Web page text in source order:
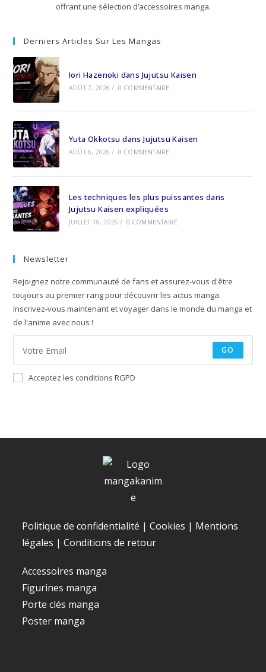
offrant une sélection d’accessoires manga.
Derniers Articles Sur Les Mangas
Iori Hazenoki dans Jujutsu Kaisen
AOÛT 7, 2026 / 0 COMMENTAIRE
Yuta Okkotsu dans Jujutsu Kaisen
AOÛT 6, 2026 / 0 COMMENTAIRE
Les techniques les plus puissantes dans
Jujutsu Kaisen expliquées
JUILLET 18, 2026 / 0 COMMENTAIRE
Newsletter
Rejoignez notre communauté de fans et assurez-vous d'être
toujours au premier rang pour découvrir les actus manga.
Inscrivez-vous maintenant et voyager dans le monde du manga et
de l'anime avec nous !
GO
Acceptez les conditions RGPD
Politique de confidentialité |Cookies | Mentions
légales |Conditions de retour
Accessoires manga
Figurines manga
Porte clés manga
Poster manga